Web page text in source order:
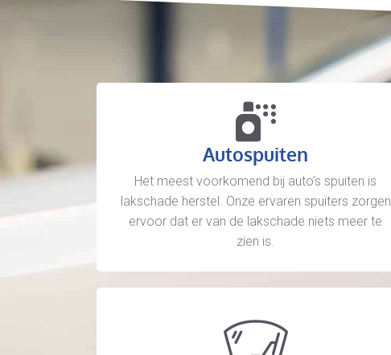
Autospuiten
Het meest voorkomend bij auto’s spuiten is
lakschade herstel. Onze ervaren spuiters zorgen
ervoor dat er van de lakschade niets meer te
zien is.